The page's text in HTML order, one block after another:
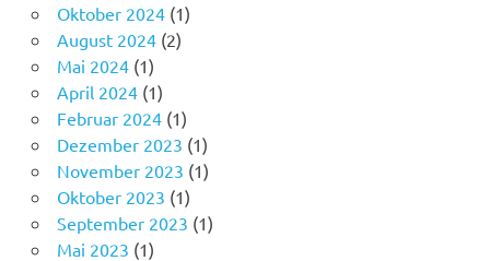
August 2024(2)
Mai 2024(1)
April 2024(1)
Februar 2024(1)
Dezember 2023(1)
November 2023 (1)
Oktober 2023(1)
September 2023(1)
Mai 2023(1)
Dezember 2022